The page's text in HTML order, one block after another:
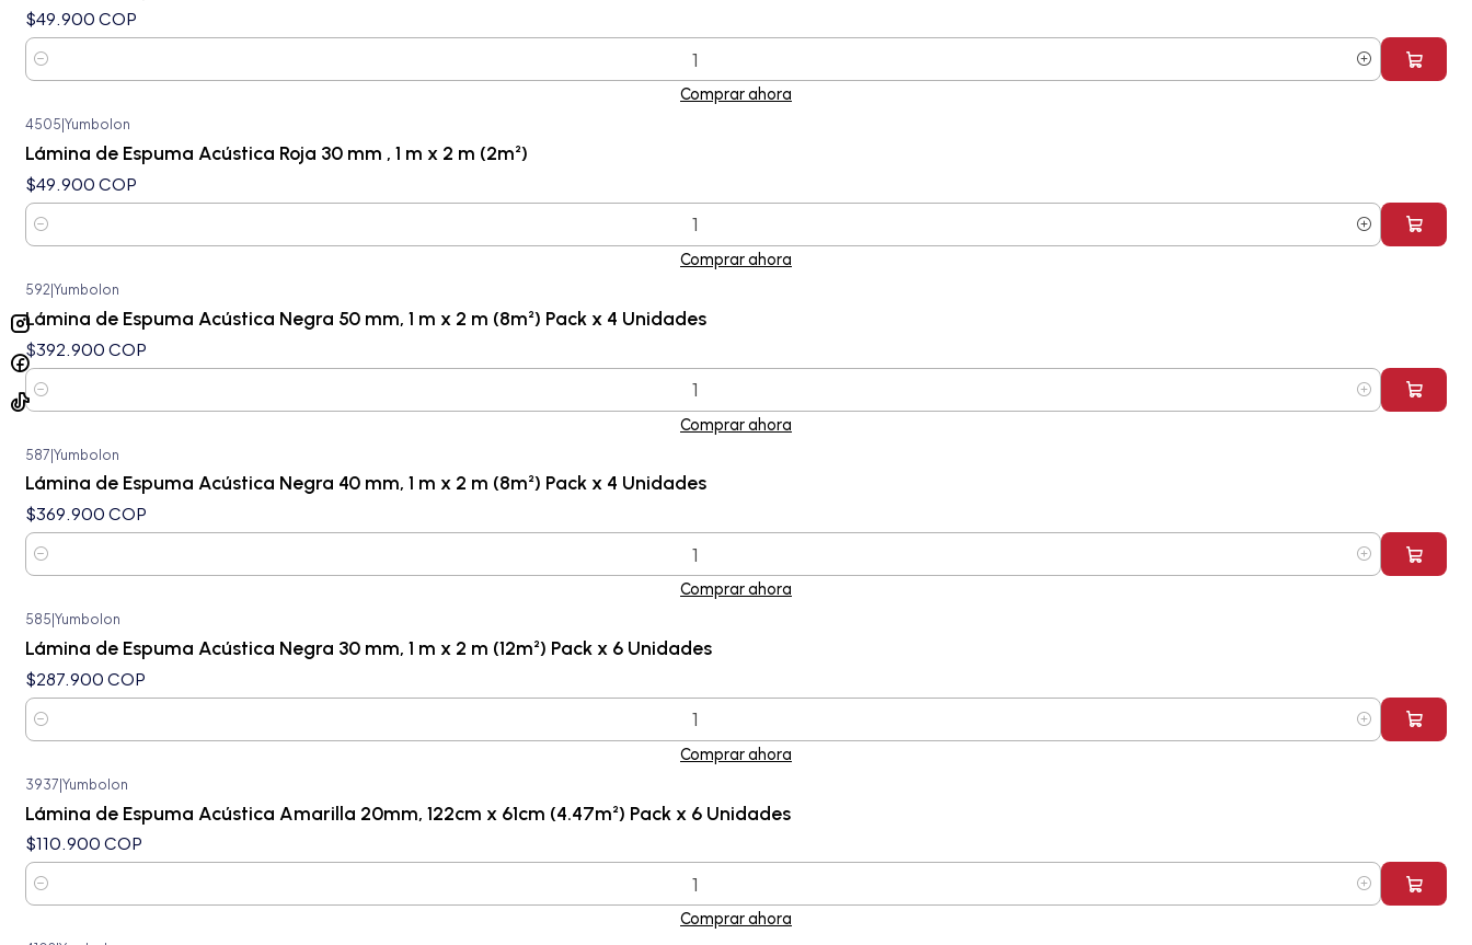
$49.900 COP
Cantidad
Comprar ahora
4505 Yumbolon
Lámina de Espuma Acústica Roja 30 mm , 1 m x 2 m (2m²)
$49.900 COP
Cantidad
Comprar ahora
592 Yumbolon
Lámina de Espuma Acústica Negra 50 mm, 1 m x 2 m (8m²) Pack x 4 Unidades
$392.900 COP
Cantidad
Comprar ahora
587|Yumbolon
Lámina de Espuma Acústica Negra 40 mm, 1 m x 2 m (8m²) Pack x 4 Unidades
$369.900 COP
Cantidad
Comprar ahora
585 Yumbolon
Lámina de Espuma Acústica Negra 30 mm, 1 m x 2 m (12m²) Pack x 6 Unidades
$287.900 COP
Cantidad
Comprar ahora
3937|Yumbolon
Lámina de Espuma Acústica Amarilla 20mm, 122cm x 61cm (4.47m²) Pack x 6 Unidades
$110.900 COP
Cantidad
Comprar ahora